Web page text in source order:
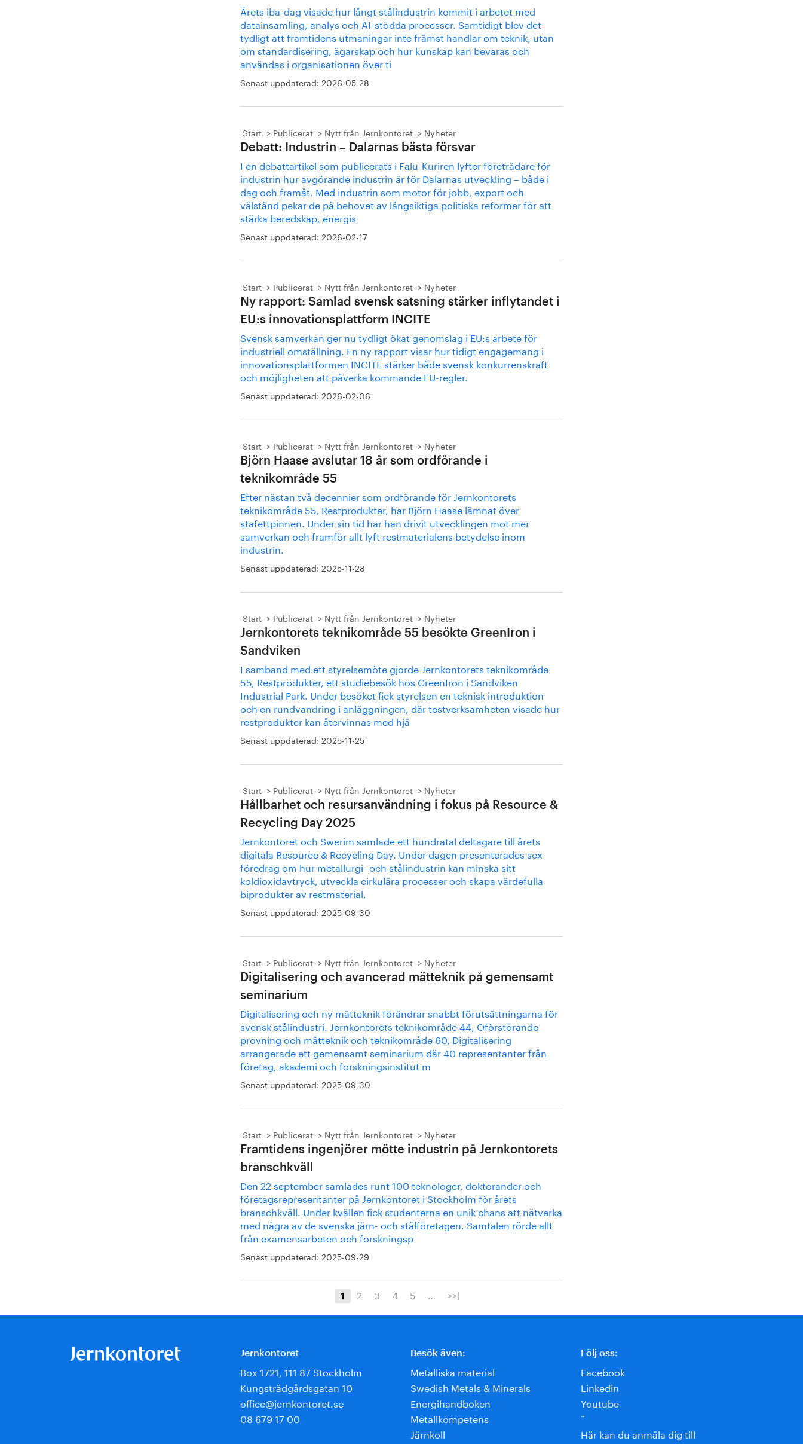
Årets iba-dag visade hur långt stålindustrin kommit i arbetet med
datainsamling, analys och AI-stödda processer. Samtidigt blev det
tydligt att framtidens utmaningar inte främst handlar om teknik, utan
om standardisering, ägarskap och hur kunskap kan bevaras och
användas i organisationen över ti
Senast uppdaterad: 2026-05-28
Start Publicerat Nytt från Jernkontoret Nyheter
Debatt: Industrin – Dalarnas bästa försvar
I en debattartikel som publicerats i Falu-Kuriren lyfter företrädare för
industrin hur avgörande industrin är för Dalarnas utveckling – både i
dag och framåt. Med industrin som motor för jobb, export och
välstånd pekar de på behovet av långsiktiga politiska reformer för att
stärka beredskap, energis
Senast uppdaterad: 2026-02-17
Start Publicerat Nytt från Jernkontoret Nyheter
Ny rapport: Samlad svensk satsning stärker inflytandet i
EU:s innovationsplattform INCITE
Svensk samverkan ger nu tydligt ökat genomslag i EU:s arbete för
industriell omställning. En ny rapport visar hur tidigt engagemang i
innovationsplattformen INCITE stärker både svensk konkurrenskraft
och möjligheten att påverka kommande EU-regler.
Senast uppdaterad: 2026-02-06
Start Publicerat Nytt från Jernkontoret Nyheter
Björn Haase avslutar 18 år som ordförande i
teknikområde 55
Efter nästan två decennier som ordförande för Jernkontorets
teknikområde 55, Restprodukter, har Björn Haase lämnat över
stafettpinnen. Under sin tid har han drivit utvecklingen mot mer
samverkan och framför allt lyft restmaterialens betydelse inom
industrin.
Senast uppdaterad: 2025-11-28
Start Publicerat Nytt från Jernkontoret Nyheter
Jernkontorets teknikområde 55 besökte GreenIron i
Sandviken
I samband med ett styrelsemöte gjorde Jernkontorets teknikområde
55, Restprodukter, ett studiebesök hos GreenIron i Sandviken
Industrial Park. Under besöket fick styrelsen en teknisk introduktion
och en rundvandring i anläggningen, där testverksamheten visade hur
restprodukter kan återvinnas med hjä
Senast uppdaterad: 2025-11-25
Start Publicerat Nytt från Jernkontoret Nyheter
Hållbarhet och resursanvändning i fokus på Resource &
Recycling Day 2025
Jernkontoret och Swerim samlade ett hundratal deltagare till årets
digitala Resource & Recycling Day. Under dagen presenterades sex
föredrag om hur metallurgi- och stålindustrin kan minska sitt
koldioxidavtryck, utveckla cirkulära processer och skapa värdefulla
biprodukter av restmaterial.
Senast uppdaterad: 2025-09-30
Start Publicerat Nytt från Jernkontoret Nyheter
Digitalisering och avancerad mätteknik på gemensamt
seminarium
Digitalisering och ny mätteknik förändrar snabbt förutsättningarna för
svensk stålindustri. Jernkontorets teknikområde 44, Oförstörande
provning och mätteknik och teknikområde 60, Digitalisering
arrangerade ett gemensamt seminarium där 40 representanter från
företag, akademi och forskningsinstitut m
Senast uppdaterad: 2025-09-30
Start Publicerat Nytt från Jernkontoret Nyheter
Framtidens ingenjörer mötte industrin på Jernkontorets
branschkväll
Den 22 september samlades runt 100 teknologer, doktorander och
företagsrepresentanter på Jernkontoret i Stockholm för årets
branschkväll. Under kvällen fick studenterna en unik chans att nätverka
med några av de svenska järn- och stålföretagen. Samtalen rörde allt
från examensarbeten och forskningsp
Senast uppdaterad: 2025-09-29
1 2 3 4 5 … >>|
Jernkontoret
Box 1721, 111 87 Stockholm
Kungsträdgårdsgatan 10
office@jernkontoret.se
08 679 17 00
Besök även:
Metalliska material
Swedish Metals & Minerals
Energihandboken
Metallkompetens
Järnkoll
Följ oss:
Facebook
Linkedin
Youtube
¨
Här kan du anmäla dig till